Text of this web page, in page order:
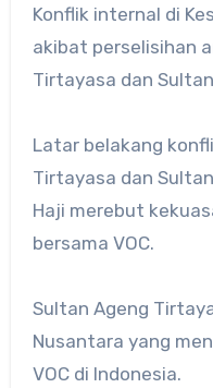
Konflik internal di
akibat perselisihan
Tirtayasa dan
Latar belakang
Tirtayasa dan
Haji merebut
bersama VOC.
Sultan Ageng
Nusantara yang
VOC di Indonesia.